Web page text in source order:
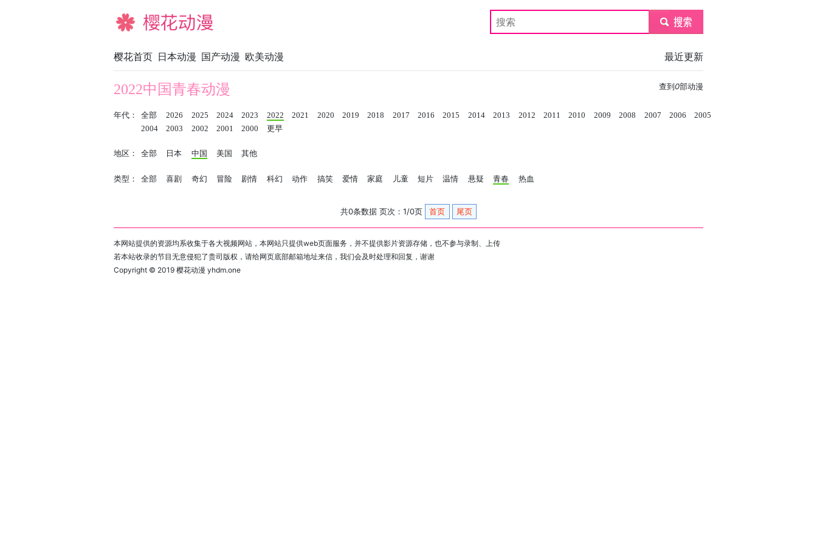
樱花动漫 submit
樱花首页 日本动漫 国产动漫 欧美动漫 最近更新
查到 0部动漫
2022中国青春动漫
年代： 全部 2026 2025 2024 2023 2022 2021 2020 2019 2018 2017 2016 2015 2014 2013 2012 2011 2010 2009 2008 2007 2006
2005
2004
2003 2002 2001 2000 更早
地区： 全部 日本 中国 美国 其他
类型： 全部 喜剧 奇幻 冒险 剧情 科幻 动作 搞笑 爱情 家庭 儿童 短片 温情 悬疑 青春 热血
共0条数据 页次：1/0页 首页 尾页
本网站提供的资源均系收集于各大视频网站，本网站只提供web页面服务，并不提供影片资源存储，也不参与录制、上传
若本站收录的节目无意侵犯了贵司版权，请给网页底部邮箱地址来信，我们会及时处理和回复，谢谢
Copyright © 2019 樱花动漫 yhdm.one